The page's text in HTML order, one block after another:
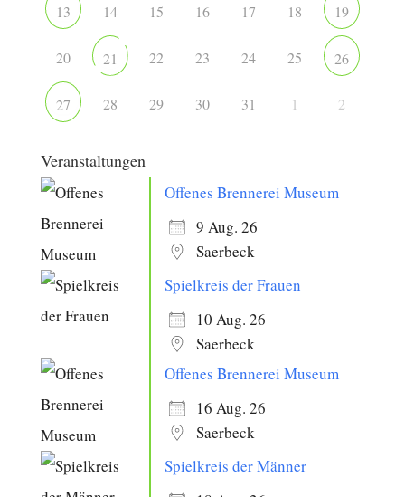
13 14 15 16 17 18 19
20 21 22 23 24 25 26
27 28 29 30 31 1 2
Veranstaltungen
Offenes Brennerei Museum
9 Aug. 26
Saerbeck
Spielkreis der Frauen
10 Aug. 26
Saerbeck
Offenes Brennerei Museum
16 Aug. 26
Saerbeck
Spielkreis der Männer